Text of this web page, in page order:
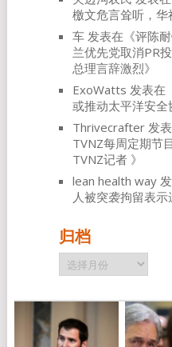
檄文危言耸听，
车发表在《评陈
兰优先党取消PR
总理言辞激烈》
ExoWatts 发表在
或推动太平洋安全
Thrivecrafter发
TVNZ每周定期节
TVNZ记者 》
lean health way
人被突袭拘留表
归档
归
档